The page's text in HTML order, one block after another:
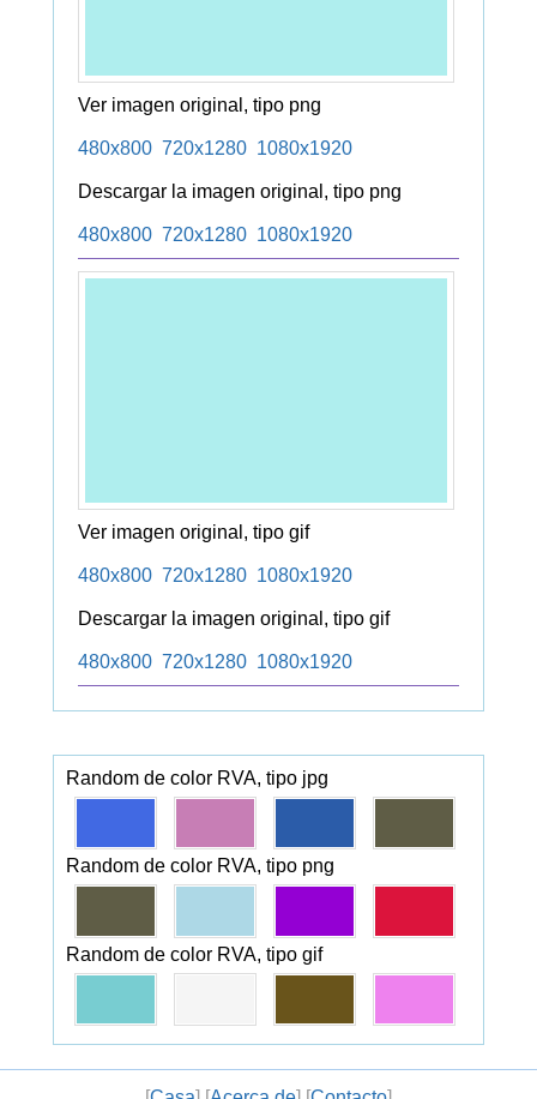
Ver imagen original, tipo png
480x800 720x1280 1080x1920
Descargar la imagen original, tipo png
480x800 720x1280 1080x1920
Ver imagen original, tipo gif
480x800 720x1280 1080x1920
Descargar la imagen original, tipo gif
480x800 720x1280 1080x1920
Random de color RVA, tipo jpg
Random de color RVA, tipo png
Random de color RVA, tipo gif